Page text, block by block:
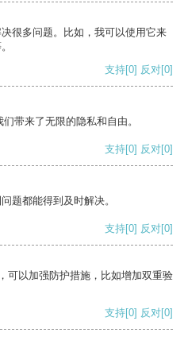
很多问题。比如，我可以使用它来
支持[0] 反对[0]
带来了无限的隐私和自由。
支持[0] 反对[0]
题都能得到及时解决。
支持[0] 反对[0]
可以加强防护措施，比如增加双重验
支持[0] 反对[0]